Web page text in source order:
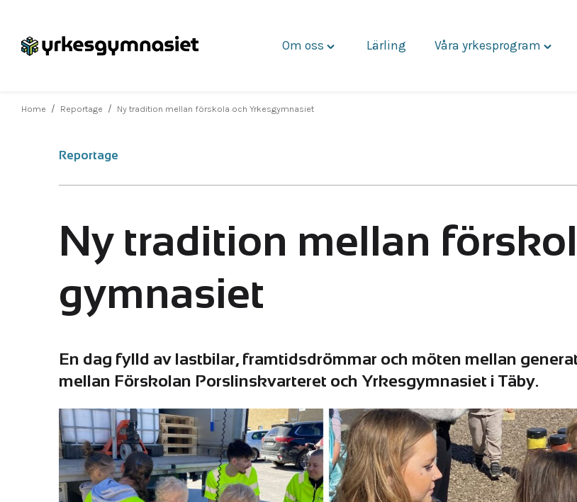
Hoppa
Om oss Lärling Våra yrkesprogram
Home / Reportage / Ny tradition mellan förskola och Yrkes­gymnasiet
Reportage
Ny tradition mellan
gymnasiet
En dag fylld av lastbilar, framtidsdrömmar och möten mellan
mellan Förskolan Porslinskvarteret och Yrkesgymnasiet i Täby.